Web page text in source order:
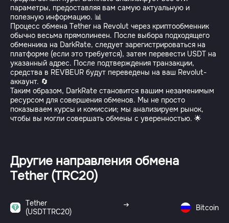
параметры, предоставляя вам самую актуальную и
полезную информацию. 📊
Процесс обмена Tether на Revolut через криптообменник
обычно весьма прямолинеен. После выбора подходящего
обменника на DarkRate, следует зарегистрироваться на
платформе (если это требуется), затем перевести USDT на
указанный адрес. После подтверждения транзакции,
средства в REVBEUR будут переведены на ваш Revolut-
аккаунт. 🔄
Таким образом, DarkRate становится вашим незаменимым
ресурсом для совершения обменов. Мы не просто
показываем курсы и комиссии; мы анализируем рынок,
чтобы вы могли совершать обмены с уверенностью. 🌟
Другие направления обмена
Tether (TRC20)
Tether
(USDTTRC20)
Bitcoin